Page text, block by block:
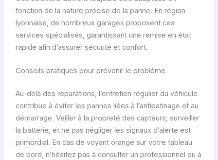
fonction de la nature précise de la panne. En région
lyonnaise, de nombreux garages proposent ces
services spécialisés, garantissant une remise en état
rapide afin d’assurer sécurité et confort.
Conseils pratiques pour prévenir le problème
Au-delà des réparations, l’entretien régulier du véhicule
contribue à éviter les pannes liées à l’antipatinage et au
démarrage. Veiller à la propreté des capteurs, surveiller
la batterie, et ne pas négliger les signaux d’alerte est
primordial. En cas de voyant orange sur votre tableau
de bord, n’hésitez pas à consulter un professionnel ou à